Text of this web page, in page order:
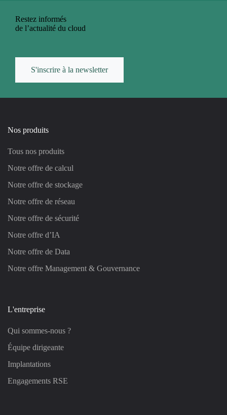
Restez informés
de l’actualité du cloud
S'inscrire à la newsletter
Nos produits
Tous nos produits
Notre offre de calcul
Notre offre de stockage
Notre offre de réseau
Notre offre de sécurité
Notre offre d’IA
Notre offre de Data
Notre offre Management & Gouvernance
L'entreprise
Qui sommes-nous ?
Équipe dirigeante
Implantations
Engagements RSE